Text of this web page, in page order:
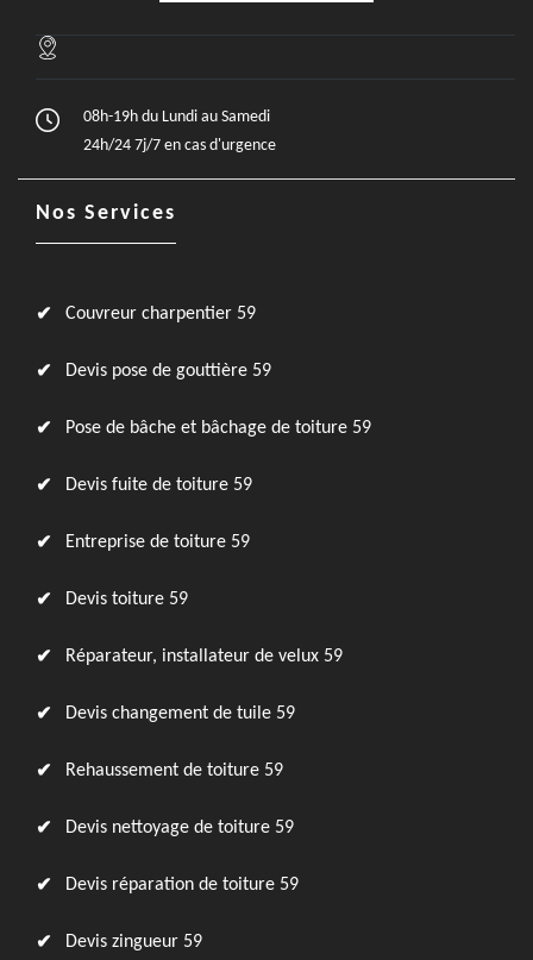
08h-19h du Lundi au Samedi
24h/24 7j/7 en cas d'urgence
Nos Services
Couvreur charpentier 59
Devis pose de gouttière 59
Pose de bâche et bâchage de toiture 59
Devis fuite de toiture 59
Entreprise de toiture 59
Devis toiture 59
Réparateur, installateur de velux 59
Devis changement de tuile 59
Rehaussement de toiture 59
Devis nettoyage de toiture 59
Devis réparation de toiture 59
Devis zingueur 59